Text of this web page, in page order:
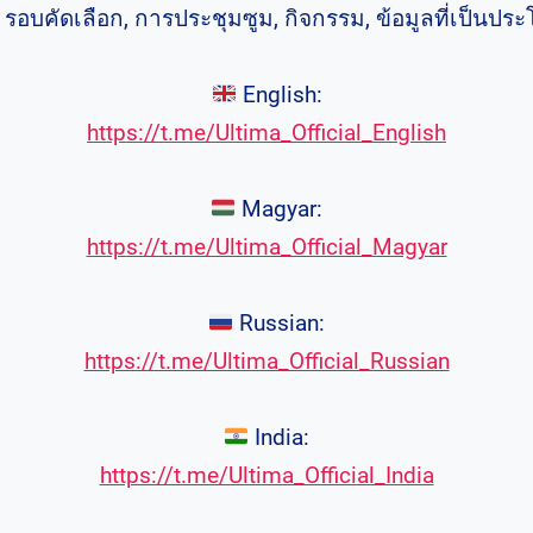
อบคัดเลือก, การประชุมซูม, กิจกรรม, ข้อมูลที่เป็นปร
English:
https://t.me/Ultima_Official_English
Magyar:
https://t.me/Ultima_Official_Magyar
Russian:
https://t.me/Ultima_Official_Russian
India:
https://t.me/Ultima_Official_India